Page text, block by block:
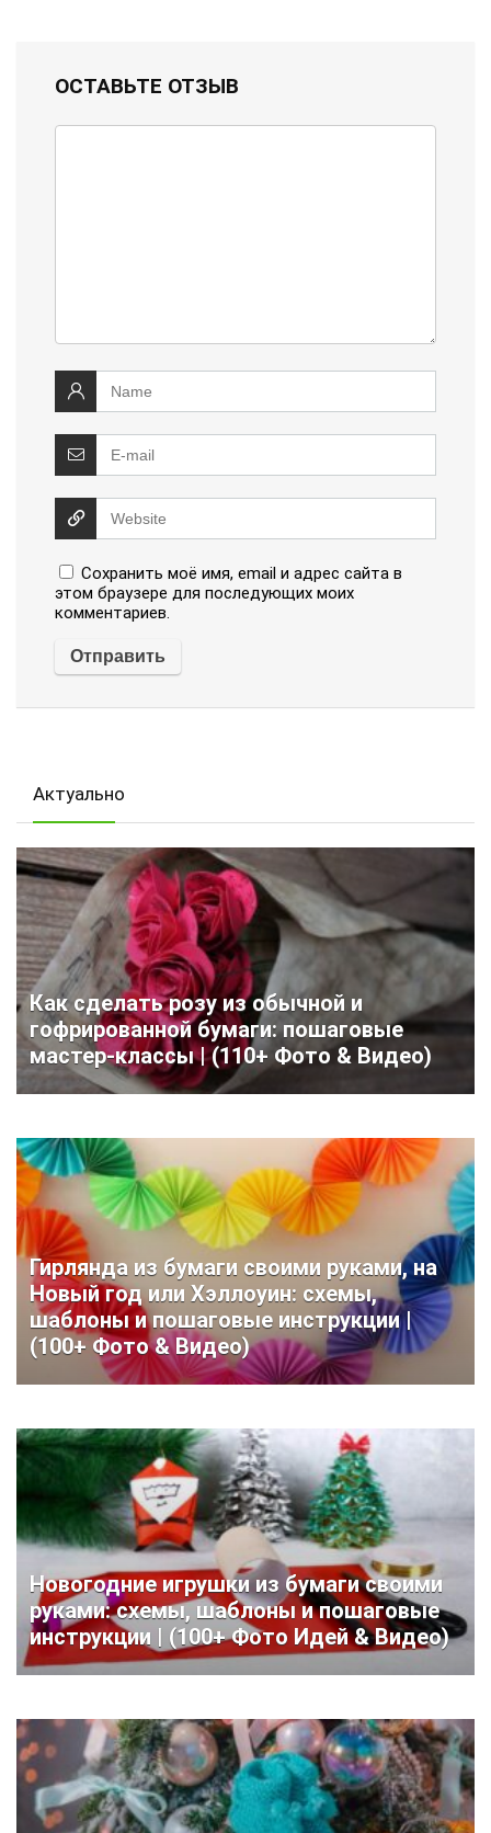
ОСТАВЬТЕ ОТЗЫВ
Сохранить моё имя, email и адрес сайта в
этом браузере для последующих моих
комментариев.
Актуально
Как сделать розу из обычной и
гофрированной бумаги: пошаговые
мастер-классы | (110+ Фото & Видео)
Гирлянда из бумаги своими руками, на
Новый год или Хэллоуин: схемы,
шаблоны и пошаговые инструкции |
(100+ Фото & Видео)
Новогодние игрушки из бумаги своими
руками: схемы, шаблоны и пошаговые
инструкции | (100+ Фото Идей & Видео)